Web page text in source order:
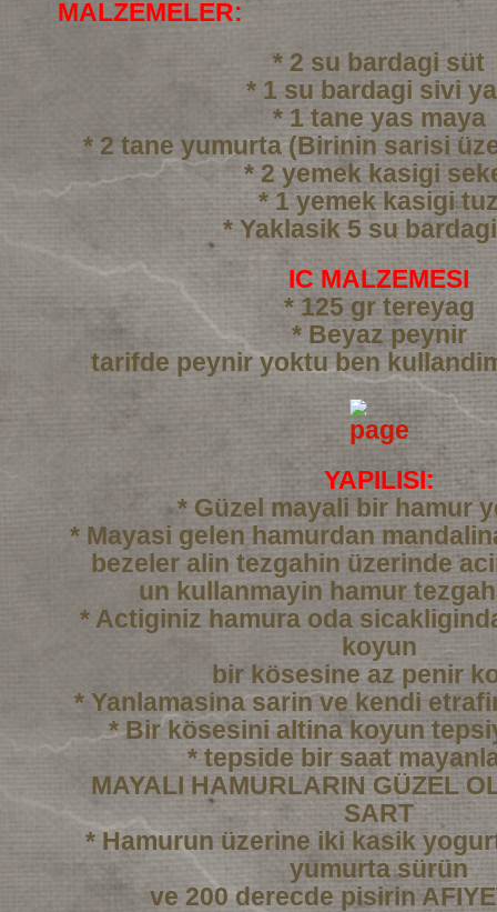
MALZEMELER:
* 2 su bardagi süt
* 1 su bardagi sivi
* 1 tane yas maya
* 2 tane yumurta (Birinin sarisi
* 2 yemek kasigi
* 1 yemek kasigi
* Yaklasik 5 su
IC MALZEMESI
* 125 gr tereyag
* Beyaz peynir
tarifde peynir yoktu ben
YAPILISI:
* Güzel mayali bir hamur
* Mayasi gelen hamurdan
bezeler alin tezgahin üzerinde
un kullanmayin hamur
* Actiginiz hamura oda
koyun
bir kösesine az penir
* Yanlamasina sarin ve kendi
* Bir kösesini altina koyun
* tepside bir saat
MAYALI HAMURLARIN GÜZEL
SART
* Hamurun üzerine iki kasik
yumurta sürün
ve 200 derecde pisirin